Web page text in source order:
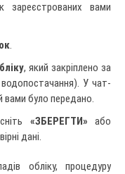
зареєстрованих вами
.
, який закріплено за
У чат-
вами було передано.
«ЗБЕРЕГТИ» або
дані.
обліку, процедуру